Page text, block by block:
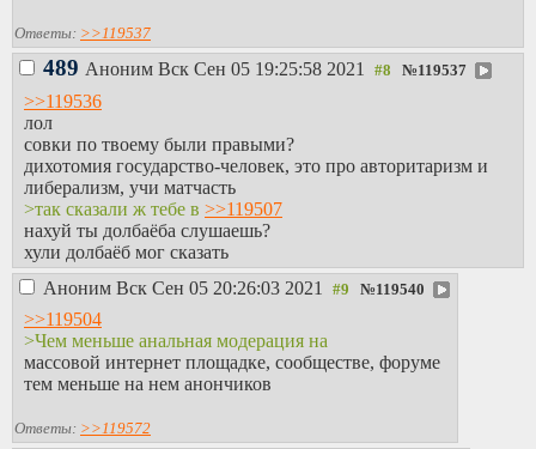
Ответы: >>119537
489 Аноним Вск Сен 05 19:25:58 2021 №119537
>>119536
лол
совки по твоему были правыми?
дихотомия государство-человек, это про авторитаризм и
либерализм, учи матчасть
>так сказали ж тебе в >>119507
нахуй ты долбаёба слушаешь?
хули долбаёб мог сказать
Аноним Вск Сен 05 20:26:03 2021 №119540
>>119504
>Чем меньше анальная модерация на
массовой интернет площадке, сообществе, форуме
тем меньше на нем анончиков
Ответы: >>119572